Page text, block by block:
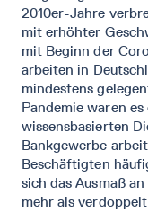
2010er-Jahre
mit erhöhter
mit Beginn der
arbeiten in
mindestens
Pandemie waren
wissensbasierten
Bankgewerbe
Beschäftigten
sich das Ausmaß
mehr als